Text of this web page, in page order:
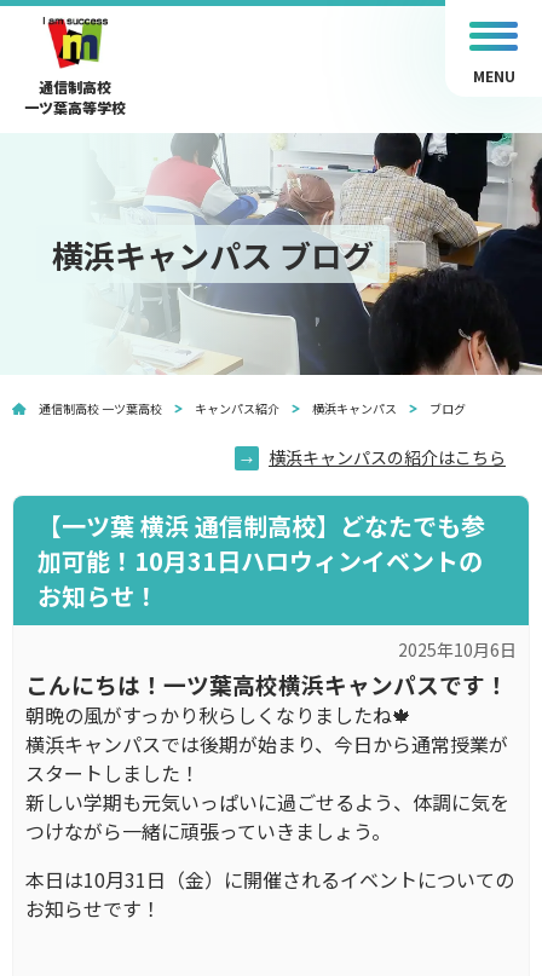
通信制高校
一ツ葉高等学校
MENU
横浜キャンパス ブログ
通信制高校 一ツ葉高校 キャンパス紹介 横浜キャンパス ブログ
横浜キャンパスの紹介はこちら
【一ツ葉 横浜 通信制高校】どなたでも参
加可能！10月31日ハロウィンイベントの
お知らせ！
2025年10月6日
こんにちは！一ツ葉高校横浜キャンパスです！
朝晩の風がすっかり秋らしくなりましたね🍁
横浜キャンパスでは後期が始まり、今日から通常授業が
スタートしました！
新しい学期も元気いっぱいに過ごせるよう、体調に気を
つけながら一緒に頑張っていきましょう。
本日は10月31日（金）に開催されるイベントについての
お知らせです！